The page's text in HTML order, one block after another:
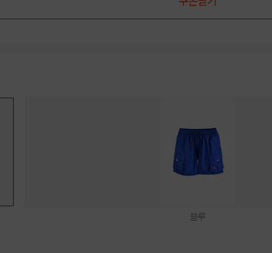
블루